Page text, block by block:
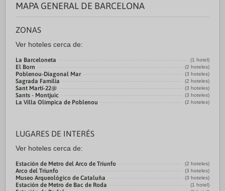
MAPA GENERAL DE BARCELONA
ZONAS
Ver hoteles cerca de:
La Barceloneta (1 hotel)
El Born (2 hoteles)
Poblenou-Diagonal Mar (3 hoteles)
Sagrada Familia (2 hoteles)
Sant Martí-22@ (3 hoteles)
Sants - Montjuic (3 hoteles)
La Villa Olímpica de Poblenou (2 hoteles)
LUGARES DE INTERÉS
Ver hoteles cerca de:
Estación de Metro del Arco de Triunfo (2 hoteles)
Arco del Triunfo (3 hoteles)
Museo Arqueológico de Cataluña (3 hoteles)
Estación de Metro de Bac de Roda (1 hotel)